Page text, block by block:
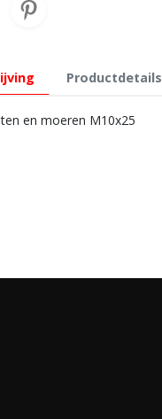
Productdetails
en moeren M10x25